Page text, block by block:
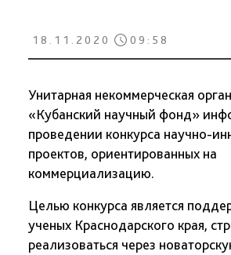
18.11.2020 09:58
Унитарная некоммерческая
«Кубанский научный фонд»
проведении конкурса научно-
проектов, ориентированных на
коммерциализацию.
Целью конкурса является
ученых Краснодарского края,
реализоваться через